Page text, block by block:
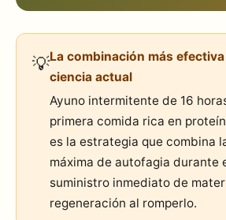
💡La combinación más
ciencia actual
Ayuno intermitente de 16
primera comida rica en
es la estrategia que combina
máxima de autofagia durante
suministro inmediato de
regeneración al romperlo.